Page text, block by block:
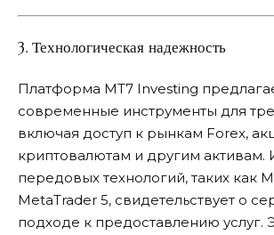
3. Технологическая надежность
Платформа MT7 Investing
современные инструменты для
включая доступ к рынкам Forex,
криптовалютам и другим активам.
передовых технологий, таких как
MetaTrader 5, свидетельствует о
подходе к предоставлению услуг.